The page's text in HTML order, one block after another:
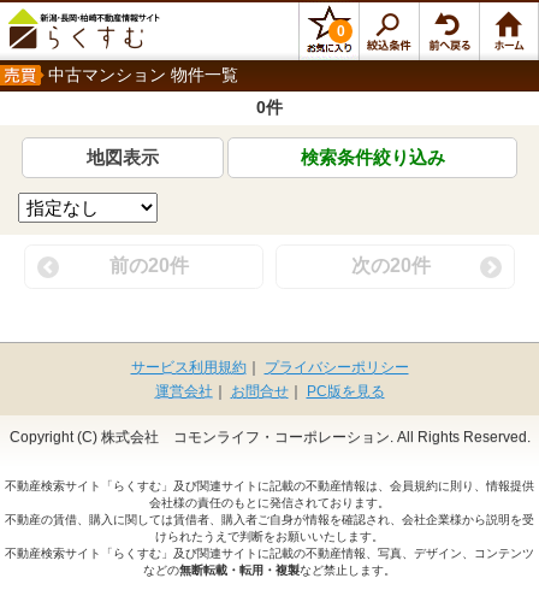
0
中古マンション 物件一覧
0件
地図表示 検索条件絞り込み
前の20件 次の20件
サービス利用規約｜
プライバシーポリシー
運営会社 ｜ お問合せ｜ PC版を見る
Copyright (C) 株式会社 コモンライフ・コーポレーション. All Rights Reserved.
不動産検索サイト「らくすむ」及び関連サイトに記載の不動産情報は、会員規約に則り、情報提供
会社様の責任のもとに発信されております。
不動産の賃借、購入に関しては賃借者、購入者ご自身が情報を確認され、会社企業様から説明を受
けられたうえで判断をお願いいたします。
不動産検索サイト「らくすむ」及び関連サイトに記載の不動産情報、写真、デザイン、コンテンツ
などの無断転載・転用・複製など禁止します。